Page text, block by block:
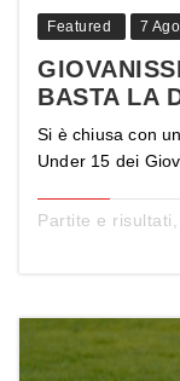
Featured 7
BASTA LA
Si è chiusa con
Under 15 dei
Partite e risultati